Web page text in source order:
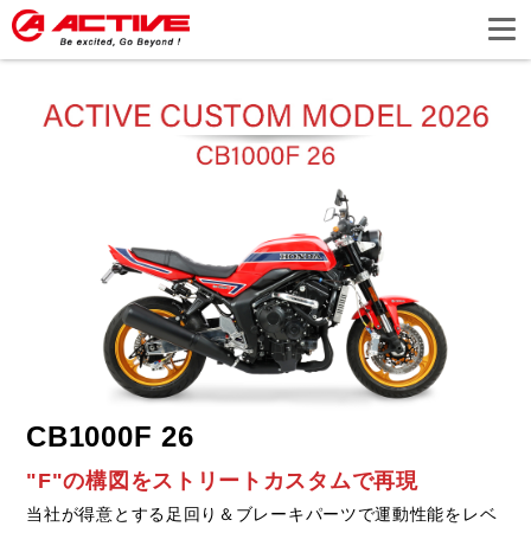
CB1000F 26
"F"の構図をストリートカスタムで再現
当社が得意とする足回り＆ブレーキパーツで運動性能をレベ